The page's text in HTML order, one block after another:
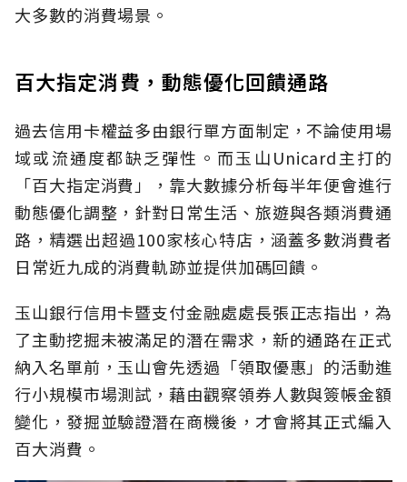
大多數的消費場景。
百大指定消費，動態優化回饋通路
過去信用卡權益多由銀行單方面制定，不論使用場
域或流通度都缺乏彈性。而玉山Unicard主打的
「百大指定消費」，靠大數據分析每半年便會進行
動態優化調整，針對日常生活、旅遊與各類消費通
路，精選出超過100家核心特店，涵蓋多數消費者
日常近九成的消費軌跡並提供加碼回饋。
玉山銀行信用卡暨支付金融處處長張正志指出，為
了主動挖掘未被滿足的潛在需求，新的通路在正式
納入名單前，玉山會先透過「領取優惠」的活動進
行小規模市場測試，藉由觀察領券人數與簽帳金額
變化，發掘並驗證潛在商機後，才會將其正式編入
百大消費。